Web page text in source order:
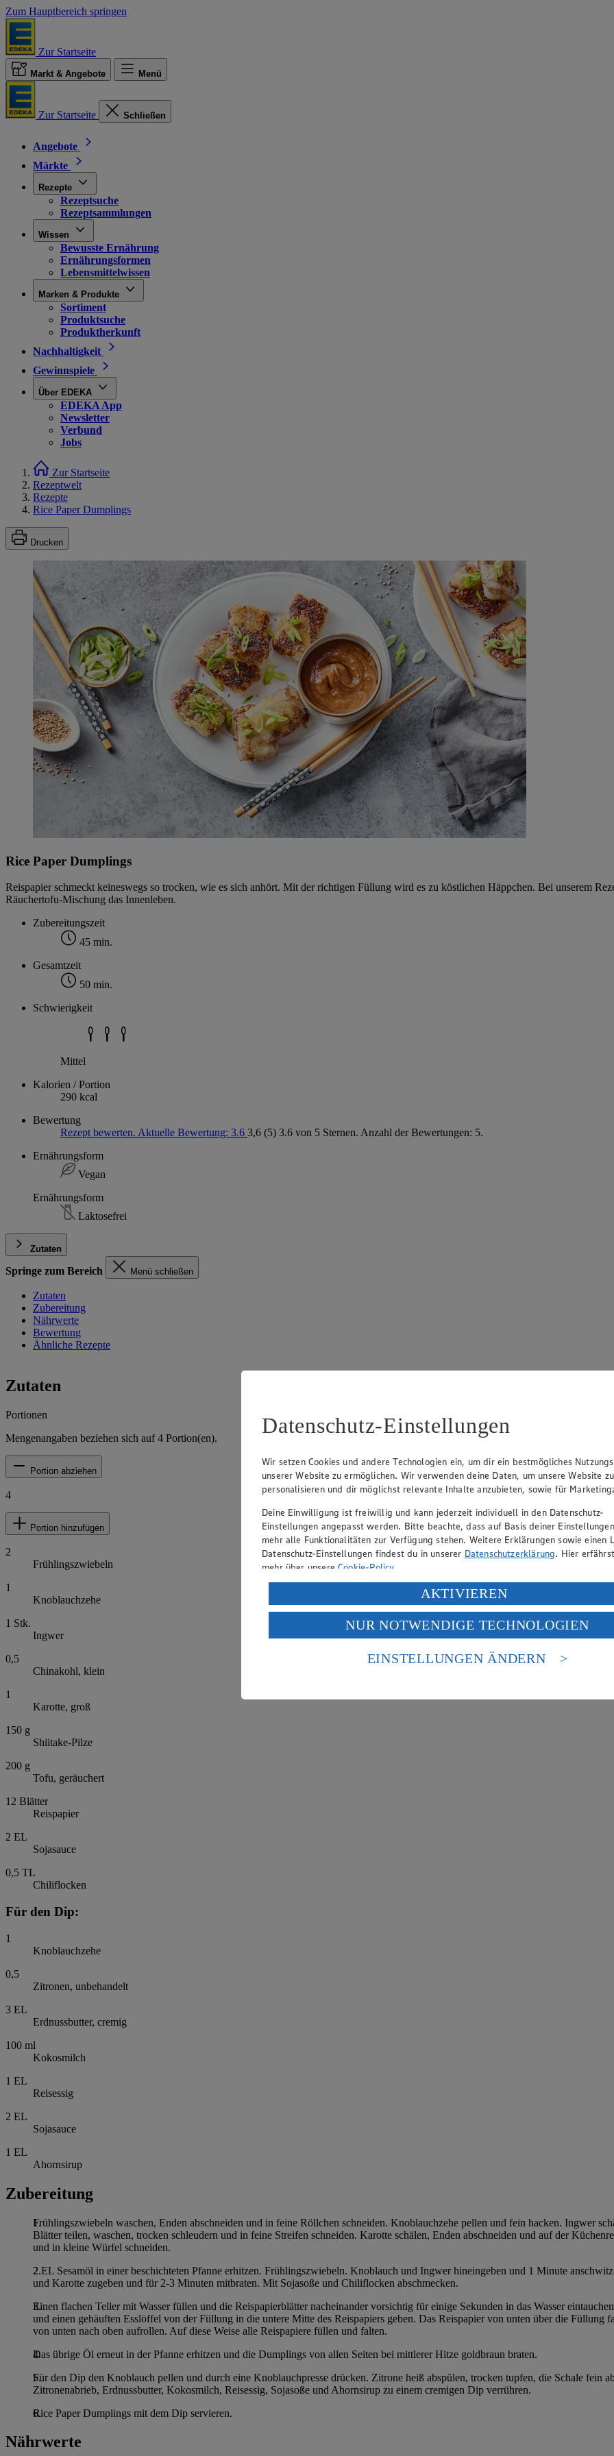
Zum Hauptbereich springen
Zur Startseite
Markt & Angebote Menü
Zur Startseite Schließen
Angebote
Märkte
Rezepte
Rezeptsuche
Rezeptsammlungen
Wissen
Bewusste Ernährung
Ernährungsformen
Lebensmittelwissen
Marken & Produkte
Sortiment
Produktsuche
Produktherkunft
Nachhaltigkeit
Gewinnspiele
Über EDEKA
EDEKA App
Newsletter
Verbund
Jobs
Zur Startseite
Rezeptwelt
Rezepte
Rice Paper Dumplings
Drucken
Rice Paper Dumplings
Reispapier schmeckt keineswegs so trocken, wie es sich anhört. Mit der richtigen Füllung wird es zu köstlichen Häppchen. Bei unserem
Räuchertofu-Mischung das Innenleben.
Zubereitungszeit
45 min.
Gesamtzeit
50 min.
Schwierigkeit
Mittel
Kalorien / Portion
290 kcal
Bewertung
Rezept bewerten. Aktuelle Bewertung: 3.6 3,6 (5) 3.6 von 5 Sternen. Anzahl der Bewertungen: 5.
Ernährungsform
Vegan
Ernährungsform
Laktosefrei
Zutaten
Springe zum Bereich Menü schließen
Zutaten
Zubereitung
Nährwerte
Bewertung
Ähnliche Rezepte
Zutaten
Portionen
Mengenangaben beziehen sich auf4 Portion(en).
Portion abziehen
4
Portion hinzufügen
2
Frühlingszwiebeln
1
Knoblauchzehe
1 Stk.
Ingwer
0,5
Chinakohl, klein
1
Karotte, groß
150 g
Shiitake-Pilze
200 g
Tofu, geräuchert
12 Blätter
Reispapier
2 EL
Sojasauce
0,5 TL
Chiliflocken
Für den Dip:
1
Knoblauchzehe
0,5
Zitronen, unbehandelt
3 EL
Erdnussbutter, cremig
100 ml
Kokosmilch
1 EL
Reisessig
2 EL
Sojasauce
1 EL
Ahornsirup
Zubereitung
Frühlingszwiebeln waschen, Enden abschneiden und in feine Röllchen schneiden. Knoblauchzehe pellen und fein hacken. Ingwer
Blätter teilen, waschen, trocken schleudern und in feine Streifen schneiden. Karotte schälen, Enden abschneiden und auf der
und in kleine Würfel schneiden.
2 EL Sesamöl in einer beschichteten Pfanne erhitzen. Frühlingszwiebeln. Knoblauch und Ingwer hineingeben und 1 Minute
und Karotte zugeben und für 2-3 Minuten mitbraten. Mit Sojasoße und Chiliflocken abschmecken.
Einen flachen Teller mit Wasser füllen und die Reispapierblätter nacheinander vorsichtig für einige Sekunden in das Wasser
und einen gehäuften Esslöffel von der Füllung in die untere Mitte des Reispapiers geben. Das Reispapier von unten über die Füllung
von unten nach oben aufrollen. Auf diese Weise alle Reispapiere füllen und falten.
Das übrige Öl erneut in der Pfanne erhitzen und die Dumplings von allen Seiten bei mittlerer Hitze goldbraun braten.
Für den Dip den Knoblauch pellen und durch eine Knoblauchpresse drücken. Zitrone heiß abspülen, trocken tupfen, die Schale fein
Zitronenabrieb, Erdnussbutter, Kokosmilch, Reisessig, Sojasoße und Ahornsirup zu einem cremigen Dip verrühren.
Rice Paper Dumplings mit dem Dip servieren.
Nährwerte
Datenschutz-Einstellungen
Wir setzen Cookies und andere Technologien ein, um dir ein bestmögliches
unserer Website zu ermöglichen. Wir verwenden deine Daten, um unsere Website zu
personalisieren und dir möglichst relevante Inhalte anzubieten, sowie für
Deine Einwilligung ist freiwillig und kann jederzeit individuell in den Datenschutz-
Einstellungen angepasst werden. Bitte beachte, dass auf Basis deiner
mehr alle Funktionalitäten zur Verfügung stehen. Weitere Erklärungen sowie einen
Datenschutz-Einstellungen findest du in unserer Datenschutzerklärung. Hier
mehr über unsereCookie-Policy.
Verarbeitung deiner personenbezogenen Daten in den USA durch Facebook und
Wenn du auf „Aktivieren“ klickst, willigst du im Sinne des Art. 49 Abs. 1 Satz 1 lit.
ein, dass deine Daten in den USA verarbeitet werden. Der EuGH sieht die USA als
einem nach europäischen Standards nicht angemessenen Datenschutzniveau an. Es
Risiko eines Zugriffs durch US-amerikanische Behörden.
AKTIVIEREN
NUR NOTWENDIGE TECHNOLOGIEN
EINSTELLUNGEN ÄNDERN